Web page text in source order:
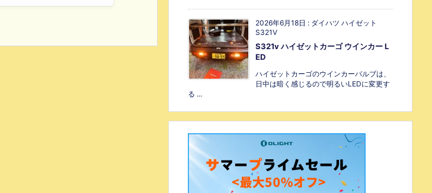
2026年6月18日 : ダイハツ ハイゼット
S321V
S321v ハイゼットカーゴ ウインカー L
ED
ハイゼットカーゴのウインカーバルブは、
日中は暗く感じるので明るいLEDに変更す
る ...